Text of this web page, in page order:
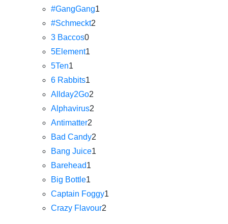
#GangGang1
#Schmeckt2
3 Baccos0
5Element1
5Ten1
6 Rabbits1
Allday2Go2
Alphavirus2
Antimatter2
Bad Candy2
Bang Juice1
Barehead1
Big Bottle1
Captain Foggy1
Crazy Flavour2